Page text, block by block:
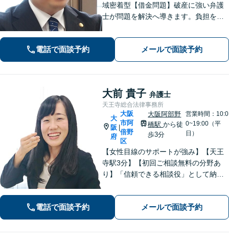
域密着型【借金問題】破産に強い弁護
士が問題を解決へ導きます。負担を減
題】不貞の慰謝料請求、離婚協議・調
停、熟年離婚に対応。お一人で悩まず
ご相談ください。【夜間休日対応可】
電話で面談予約 メールで面談予約
大前 貴子 弁護士
天王寺総合法律事務所
大
阪
府
大阪
市阿
倍野
区
大阪阿部野
橋駅から徒
歩3分
営業時間：10:0
0~19:00（平
日）
【女性目線のサポートが強み】【天王
寺駅3分】【初回ご相談無料の分野あ
り】「信頼できる相談役」として納得
問題】安心して相談できる環境・関係
づくりを心がけます【借金・債務整
理】経済状況に応じて適切な解決策を
ご提案します
電話で面談予約 メールで面談予約